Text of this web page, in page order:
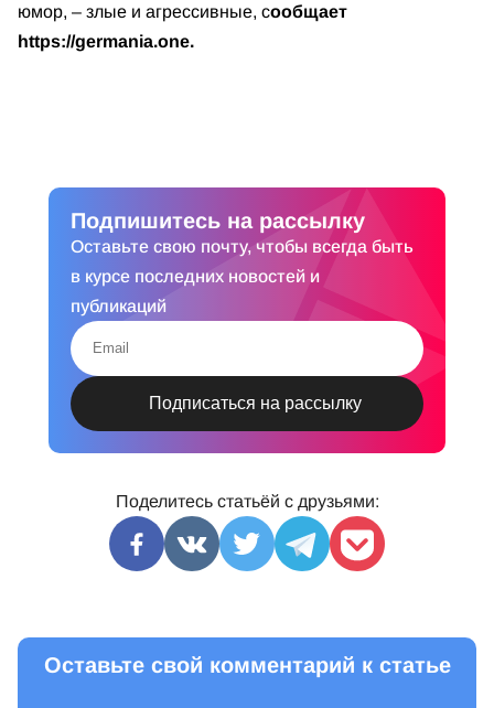
юмор, – злые и агрессивные, сообщает
https://germania.one.
Подпишитесь на рассылку
Оставьте свою почту, чтобы всегда быть
в курсе последних новостей и
публикаций
Поделитесь статьёй с друзьями:
Оставьте свой комментарий к статье